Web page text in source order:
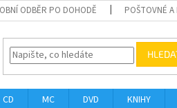
ODBĚR PO DOHODĚ POŠTOVNÉ A
CD MC DVD KNIHY